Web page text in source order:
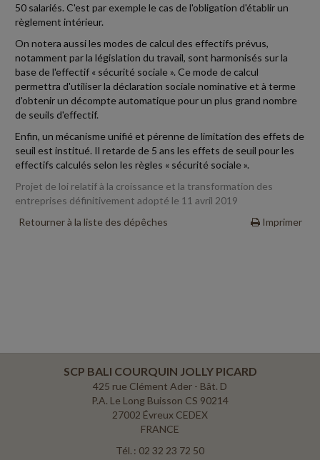
50 salariés. C'est par exemple le cas de l'obligation d'établir un
règlement intérieur.
On notera aussi les modes de calcul des effectifs prévus,
notamment par la législation du travail, sont harmonisés sur la
base de l'effectif « sécurité sociale ». Ce mode de calcul
permettra d'utiliser la déclaration sociale nominative et à terme
d'obtenir un décompte automatique pour un plus grand nombre
de seuils d'effectif.
Enfin, un mécanisme unifié et pérenne de limitation des effets de
seuil est institué. Il retarde de 5 ans les effets de seuil pour les
effectifs calculés selon les règles « sécurité sociale ».
Projet de loi relatif à la croissance et la transformation des
entreprises définitivement adopté le 11 avril 2019
Retourner à la liste des dépêches
Imprimer
SCP BALI COURQUIN JOLLY PICARD
425 rue Clément Ader - Bât. D
P.A. Le Long Buisson CS 90214
27002 Évreux CEDEX
FRANCE
Tél. : 02 32 23 72 50